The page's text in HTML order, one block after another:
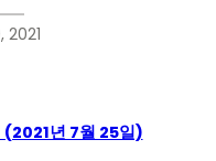
년 7월 25일)